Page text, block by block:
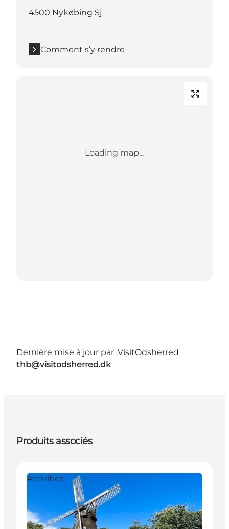
4500 Nykøbing Sj
Comment s’y rendre
Loading map...
Dernière mise à jour par :VisitOdsherred
thb@visitodsherred.dk
Produits associés
Activities